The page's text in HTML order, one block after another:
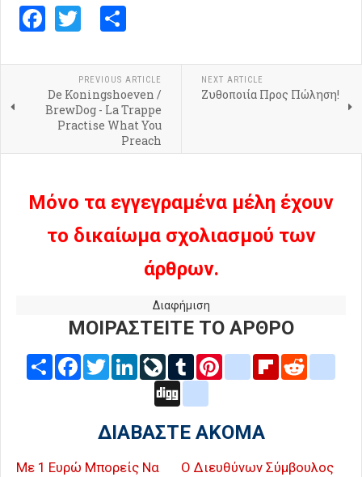
Facebook
Twitter
PREVIOUS ARTICLE
De Koningshoeven /
BrewDog - La Trappe
Practise What You
Preach
NEXT ARTICLE
Ζυθοποιία Προς Πώληση!
Μόνο τα εγγεγραμένα μέλη έχουν
το δικαίωμα σχολιασμού των
άρθρων.
Διαφήμιση
ΜΟΙΡΑΣΤΕΙΤΕ ΤΟ ΑΡΘΡΟ
Share FacebookTwitterLinkedInLiveJournal
Tumblr Pinterestblogger_post
Flipboard
ΔΙΑΒΑΣΤΕ ΑΚΟΜΑ
Με 1 Ευρώ Μπορείς Να
Ο Διευθύνων Σύμβουλος